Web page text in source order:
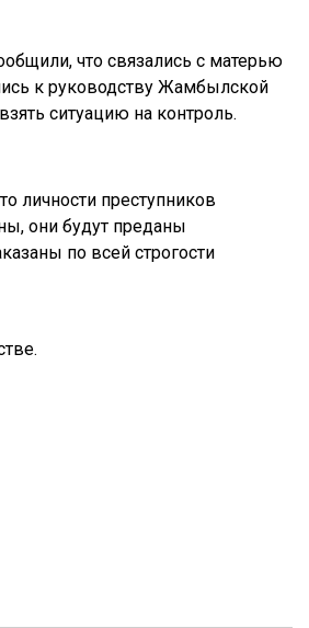
что связались с матерью
к руководству Жамбылской
ситуацию на контроль.
личности преступников
они будут преданы
по всей строгости